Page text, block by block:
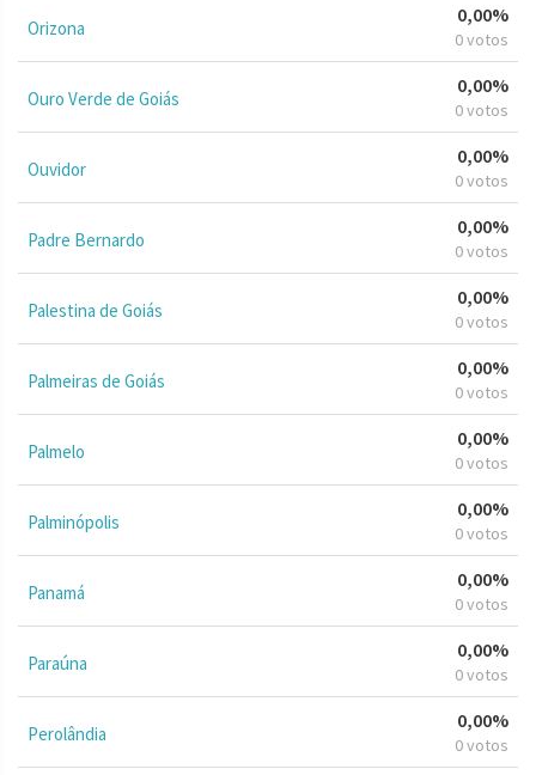
Orizona
0,00%
0 votos
Ouro Verde de Goiás
0,00%
0 votos
Ouvidor
0,00%
0 votos
Padre Bernardo
0,00%
0 votos
Palestina de Goiás
0,00%
0 votos
Palmeiras de Goiás
0,00%
0 votos
Palmelo
0,00%
0 votos
Palminópolis
0,00%
0 votos
Panamá
0,00%
0 votos
Paraúna
0,00%
0 votos
Perolândia
0,00%
0 votos